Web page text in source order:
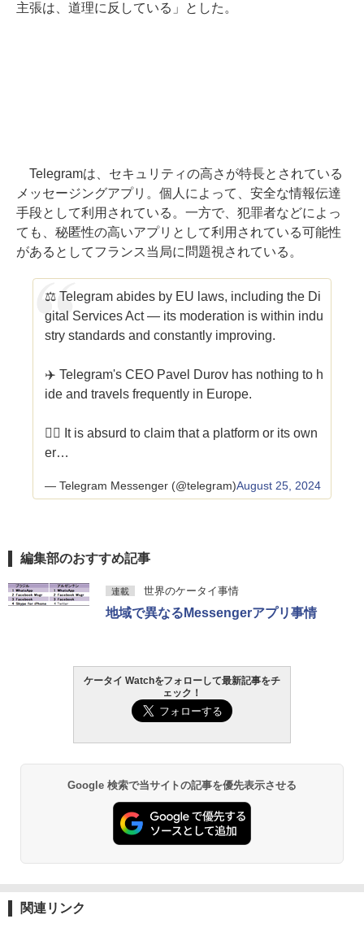
主張は、道理に反している」とした。
Telegramは、セキュリティの高さが特長とされている
メッセージングアプリ。個人によって、安全な情報伝達
手段として利用されている。一方で、犯罪者などによっ
ても、秘匿性の高いアプリとして利用されている可能性
があるとしてフランス当局に問題視されている。
⚖️ Telegram abides by EU laws, including the Di
gital Services Act — its moderation is within indu
stry standards and constantly improving.
✈️ Telegram's CEO Pavel Durov has nothing to h
ide and travels frequently in Europe.
😵‍💫 It is absurd to claim that a platform or its own
er…
— Telegram Messenger (@telegram)August 25, 2024
編集部のおすすめ記事
連載 世界のケータイ事情
地域で異なるMessengerアプリ事情
ケータイ Watchをフォローして最新記事をチ
ェック！
Google 検索で当サイトの記事を優先表示させる
関連リンク